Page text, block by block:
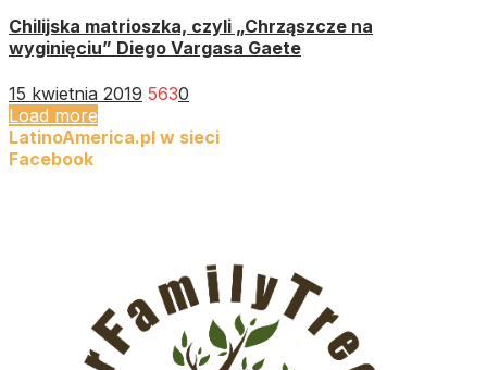
Chilijska matrioszka, czyli „Chrząszcze na
wyginięciu” Diego Vargasa Gaete
15 kwietnia 2019 5630
Load more
LatinoAmerica.pl w sieci
Facebook